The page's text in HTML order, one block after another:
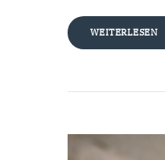
WEITERLESEN